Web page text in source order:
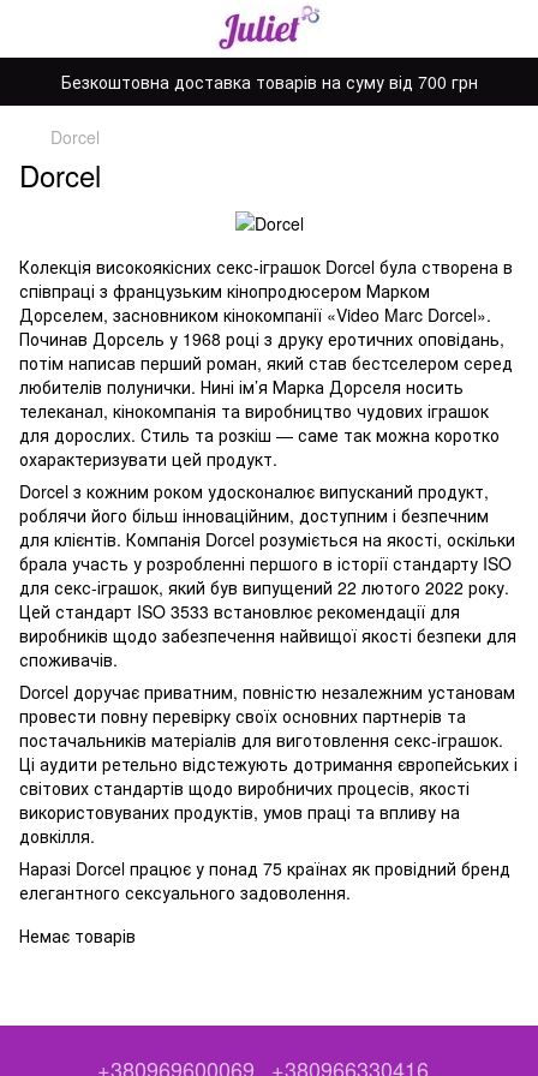
Безкоштовна доставка товарів на суму від 700 грн
Dorcel
Dorcel
Колекція високоякісних секс-іграшок Dorcel була створена в
співпраці з французьким кінопродюсером Марком
Дорселем, засновником кінокомпанії «Video Marc Dorcel».
Починав Дорсель у 1968 році з друку еротичних оповідань,
потім написав перший роман, який став бестселером серед
любителів полунички. Нині ім’я Марка Дорселя носить
телеканал, кінокомпанія та виробництво чудових іграшок
для дорослих. Стиль та розкіш — саме так можна коротко
охарактеризувати цей продукт.
Dorcel з кожним роком удосконалює випусканий продукт,
роблячи його більш інноваційним, доступним і безпечним
для клієнтів. Компанія Dorcel розуміється на якості, оскільки
брала участь у розробленні першого в історії стандарту ISO
для секс-іграшок, який був випущений 22 лютого 2022 року.
Цей стандарт ISO 3533 встановлює рекомендації для
виробників щодо забезпечення найвищої якості безпеки для
споживачів.
Dorcel доручає приватним, повністю незалежним установам
провести повну перевірку своїх основних партнерів та
постачальників матеріалів для виготовлення секс-іграшок.
Ці аудити ретельно відстежують дотримання європейських і
світових стандартів щодо виробничих процесів, якості
використовуваних продуктів, умов праці та впливу на
довкілля.
Наразі Dorcel працює у понад 75 країнах як провідний бренд
елегантного сексуального задоволення.
Немає товарів
+380969600069 +380966330416